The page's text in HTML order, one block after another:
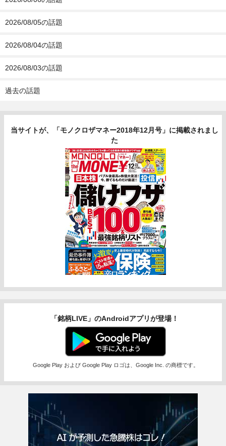
2026/08/05の話題
2026/08/04の話題
2026/08/03の話題
過去の話題
当サイトが、「モノクロザマネー2018年12月号」に掲載されまし
た
「銘柄LIVE」のAndroidアプリが登場！
Google Play および Google Play ロゴは、Google Inc. の商標です。